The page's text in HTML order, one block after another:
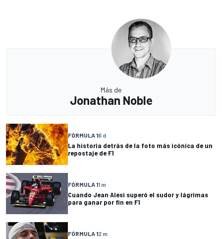
Más de
Jonathan Noble
FÓRMULA 16 d
La historia detrás de la foto más icónica de un
repostaje de F1
FÓRMULA 11 m
Cuando Jean Alesi superó el sudor y lágrimas
para ganar por fin en F1
FÓRMULA 12 m